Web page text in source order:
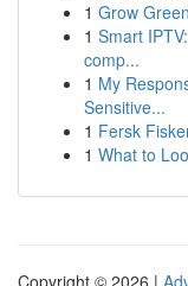
1 Grow
1 Smart
comp...
1 My
Sensitive...
1 Fersk
1 What to
Copyright © 2026 |